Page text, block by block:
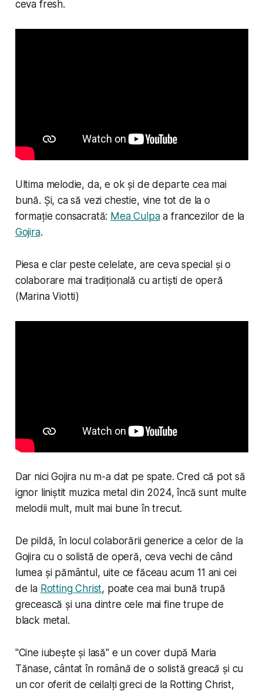
ceva fresh.
Ultima melodie, da, e ok și de departe cea mai
bună. Și, ca să vezi chestie, vine tot de la o
formație consacrată: Mea Culpaa francezilor de la
Gojira.
Piesa e clar peste celelate, are ceva special și o
colaborare mai tradițională cu artiști de operă
(Marina Viotti)
Dar nici Gojira nu m-a dat pe spate. Cred că pot să
ignor liniștit muzica metal din 2024, încă sunt multe
melodii mult, mult mai bune în trecut.
De pildă, în locul colaborării generice a celor de la
Gojira cu o solistă de operă, ceva vechi de când
lumea și pământul, uite ce făceau acum 11 ani cei
de la Rotting Christ, poate cea mai bună trupă
grecească și una dintre cele mai fine trupe de
black metal.
"Cine iubește și lasă" e un cover după Maria
Tănase, cântat în română de o solistăgreacă și cu
un cor oferit de ceilalți greci de la Rotting Christ,